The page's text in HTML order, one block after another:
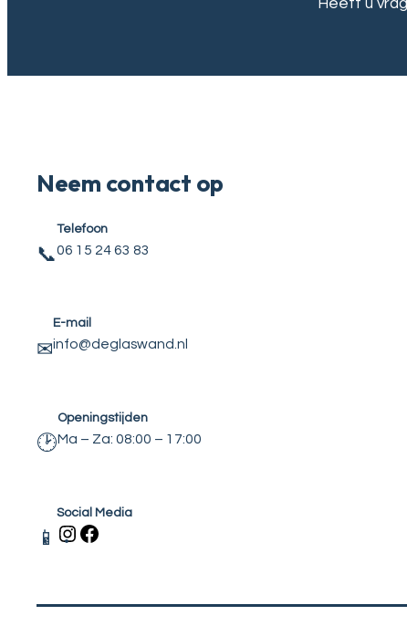
Heeft u
Neem contact op
📞
Telefoon
06 15 24 63 83
✉
E-mail
info@deglaswand.nl
🕑
Openingstijden
Ma – Za: 08:00 – 17:00
📱
Social Media